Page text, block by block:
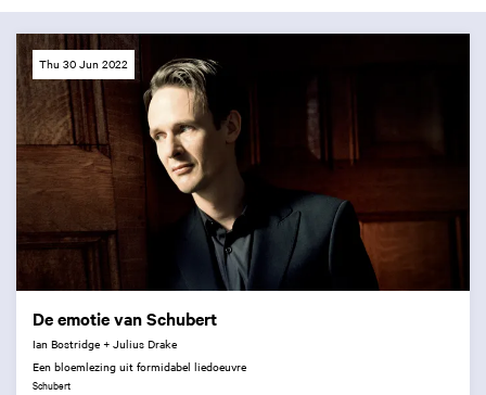
De emotie van Schubert
Ian Bostridge + Julius Drake
Een bloemlezing uit formidabel liedoeuvre
Schubert
Thu 30 Jun 2022